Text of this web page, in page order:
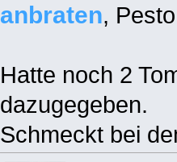
anbraten,
Hatte noch 2
dazugegeben.
Schmeckt bei